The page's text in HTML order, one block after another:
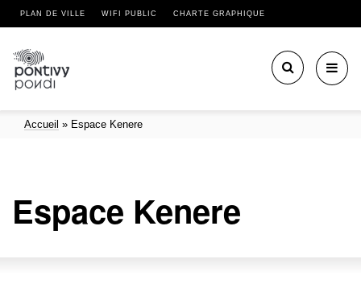
PLAN DE VILLE WIFI PUBLIC CHARTE GRAPHIQUE
Accueil » Espace Kenere
Espace Kenere